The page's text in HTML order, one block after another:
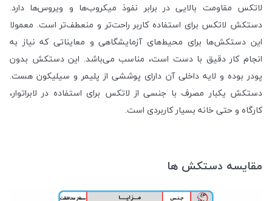
لاتکس مقاومت بالایی در برابر نفوذ میکروب‌ها و ویروس‌ها دارد.
دستکش لاتکس برای استفاده کاربر راحت‌تر و منعطف‌تر است. معمولا
این دستکش‌ها برای محیط‌های آزمایشگاهی و معایناتی که نیاز به
انجام کار دقیق با دست است، مناسب می‌باشد. این دستکش بدون
پودر بوده و لایه داخلی آن دارای پوششی از پلیمر و سیلیکون هست.
دستکش یکبار مصرف با جنسی از لاتکس برای استفاده در لابراتوار،
کارگاه و حتی خانه بسیار کاربردی است.
مقایسه دستکش ها